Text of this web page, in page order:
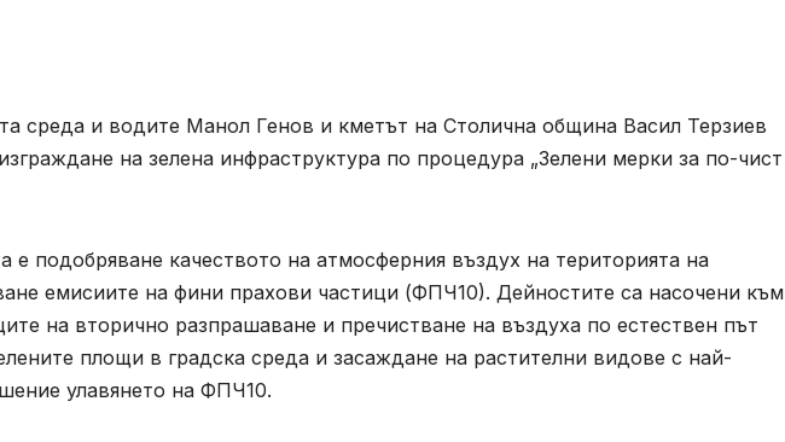
среда и водите Манол Генов и кметът на Столична община Васил Терзиев
на зелена инфраструктура по процедура „Зелени мерки за по-чист
е подобряване качеството на атмосферния въздух на територията на
емисиите на фини прахови частици (ФПЧ10). Дейностите са насочени към
на вторично разпрашаване и пречистване на въздуха по естествен път
площи в градска среда и засаждане на растителни видове с най-
улавянето на ФПЧ10.